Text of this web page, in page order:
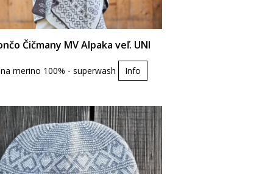
Čičmany MV Alpaka veľ. UNI
merino 100% - superwash Info